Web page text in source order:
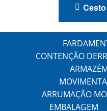
CONTENÇÃO
ARRUMAÇÃO
EMBALAGEM